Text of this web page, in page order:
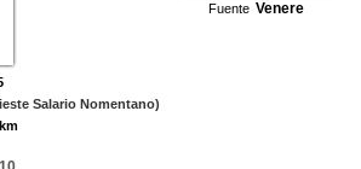
Fuente Venere
Salario Nomentano)